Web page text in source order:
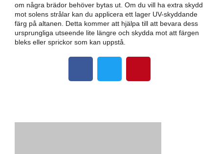
om några brädor behöver bytas ut. Om du vill ha extra skydd
mot solens strålar kan du applicera ett lager UV-skyddande
färg på altanen. Detta kommer att hjälpa till att bevara dess
ursprungliga utseende lite längre och skydda mot att färgen
bleks eller sprickor som kan uppstå.